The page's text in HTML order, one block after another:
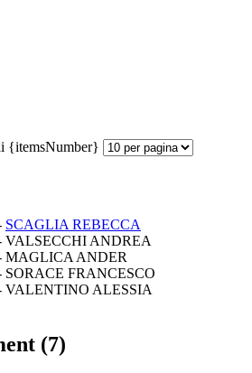
{itemsNumber}
SCAGLIA REBECCA
VALSECCHI ANDREA
MAGLICA ANDER
SORACE FRANCESCO
VALENTINO ALESSIA
(7)